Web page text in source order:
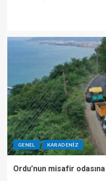
GENEL KARADENIZ
Ordu’nun misafir